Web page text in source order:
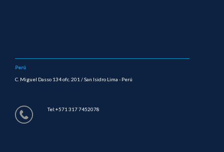
Perú
C. Miguel Dasso 134 ofc. 201 / San Isidro Lima - Perú
Tel:+571 317 7452078